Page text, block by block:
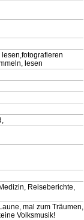
lesen
Reiseberichte,
mal zum Träumen,
Volksmusik!